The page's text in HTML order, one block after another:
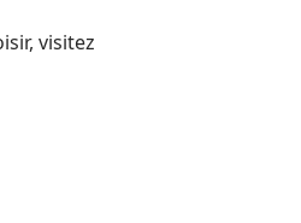
visitez